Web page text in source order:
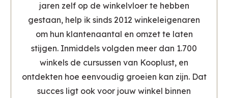
jaren zelf op de winkelvloer te hebben
gestaan, help ik sinds 2012 winkeleigenaren
om hun klantenaantal en omzet te laten
stijgen. Inmiddels volgden meer dan 1.700
winkels de cursussen van Kooplust, en
ontdekten hoe eenvoudig groeien kan zijn. Dat
succes ligt ook voor jouw winkel binnen